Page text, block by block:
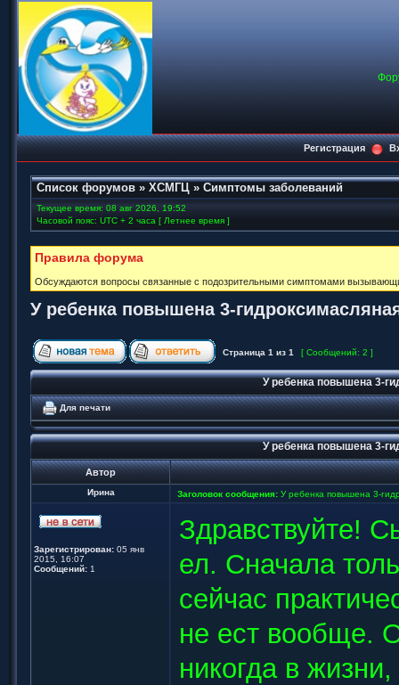
Регистрация
Список форумов » ХСМГЦ » Симптомы заболеваний
Текущее время: 08 авг 2026, 19:52
Часовой пояс: UTC + 2 часа [ Летнее время ]
Правила форума
Обсуждаются вопросы связанные с подозрительными симптомами
У ребенка повышена 3-
Страница 1 из 1 [ Сообщений: 2 ]
У ребенка повышена 3-
Для печати
У ребенка повышена 3-
Автор
Ирина Заголовок сообщения: У ребенка повышена 3-
Зарегистрирован: 05 янв
2015, 16:07
Сообщений: 1
Здравствуйте!
ел. Сначала
сейчас
не ест вообще.
никогда в